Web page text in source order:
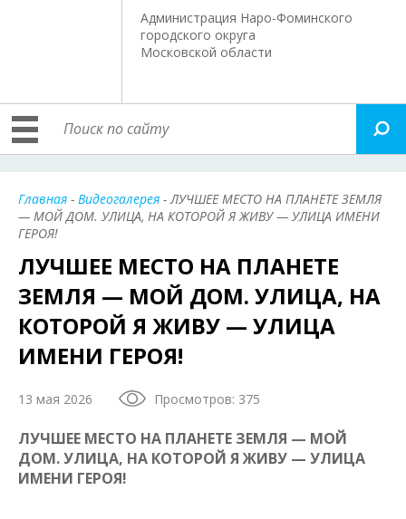
Администрация Наро-Фоминского
городского округа
Московской области
Главная - Видеогалерея - ЛУЧШЕЕ МЕСТО НА ПЛАНЕТЕ ЗЕМЛЯ
— МОЙ ДОМ. УЛИЦА, НА КОТОРОЙ Я ЖИВУ — УЛИЦА ИМЕНИ
ГЕРОЯ!
ЛУЧШЕЕ МЕСТО НА ПЛАНЕТЕ
ЗЕМЛЯ — МОЙ ДОМ. УЛИЦА, НА
КОТОРОЙ Я ЖИВУ — УЛИЦА
ИМЕНИ ГЕРОЯ!
13 мая 2026 Просмотров: 375
ЛУЧШЕЕ МЕСТО НА ПЛАНЕТЕ ЗЕМЛЯ — МОЙ
ДОМ. УЛИЦА, НА КОТОРОЙ Я ЖИВУ — УЛИЦА
ИМЕНИ ГЕРОЯ!